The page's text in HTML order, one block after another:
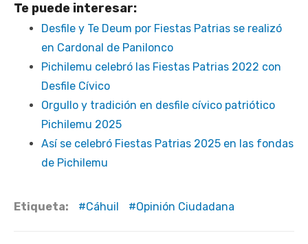
Te puede interesar:
Desfile y Te Deum por Fiestas Patrias se realizó
en Cardonal de Panilonco
Pichilemu celebró las Fiestas Patrias 2022 con
Desfile Cívico
Orgullo y tradición en desfile cívico patriótico
Pichilemu 2025
Así se celebró Fiestas Patrias 2025 en las fondas
de Pichilemu
Etiqueta: Cáhuil Opinión Ciudadana